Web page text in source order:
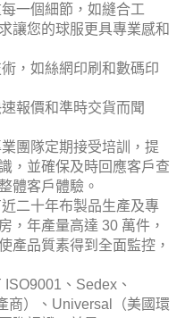
一個細節，如縫合工
讓您的球服更具專業感和
，如絲網印刷和數碼印
報價和準時交貨而聞
團隊定期接受培訓，提
，並確保及時回應客戶查
體客戶體驗。
二十年布製品生產及專
，年產量高達 30 萬件，
產品質素得到全面監控，
ISO9001、Sedex、
商）、Universal（美國環